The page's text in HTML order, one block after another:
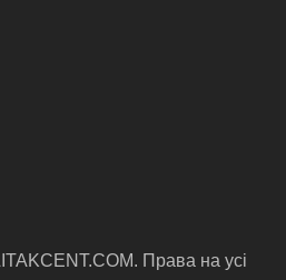
Права на усі